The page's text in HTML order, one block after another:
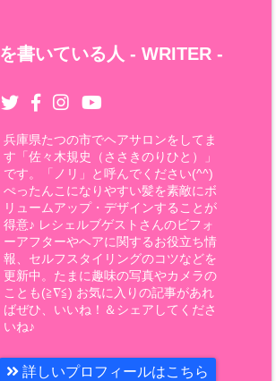
書いている人 - WRITER -
兵庫県たつの市でヘアサロンをしてま
す「佐々木規史（ささきのりひと）」
です。「ノリ」と呼んでください(^^)
ぺったんこになりやすい髪を素敵にボ
リュームアップ・デザインすることが
得意♪ レシェルブゲストさんのビフォ
ーアフターやヘアに関するお役立ち情
報、セルフスタイリングのコツなどを
更新中。たまに趣味の写真やカメラの
ことも(≧∇≦) お気に入りの記事があれ
ばぜひ、いいね！＆シェアしてくださ
いね♪
詳しいプロフィールはこちら